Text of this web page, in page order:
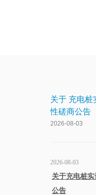
关于 充电桩
性磋商公告
2026-08-03
2026-08-03
关于充电桩
公告